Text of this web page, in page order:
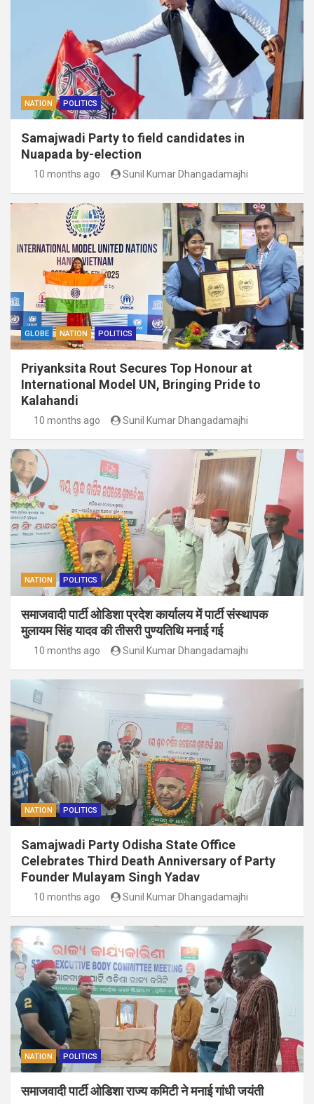
NATION POLITICS
Samajwadi Party to field candidates in
Nuapada by-election
10 months ago Sunil Kumar Dhangadamajhi
GLOBE NATION POLITICS
Priyanksita Rout Secures Top Honour at
International Model UN, Bringing Pride to
Kalahandi
10 months ago Sunil Kumar Dhangadamajhi
NATION POLITICS
समाजवादी पार्टी ओडिशा प्रदेश कार्यालय में पार्टी संस्थापक
मुलायम सिंह यादव की तीसरी पुण्यतिथि मनाई गई
10 months ago Sunil Kumar Dhangadamajhi
NATION POLITICS
Samajwadi Party Odisha State Office
Celebrates Third Death Anniversary of Party
Founder Mulayam Singh Yadav
10 months ago Sunil Kumar Dhangadamajhi
NATION POLITICS
समाजवादी पार्टी ओडिशा राज्य कमिटी ने मनाई गांधी जयंती